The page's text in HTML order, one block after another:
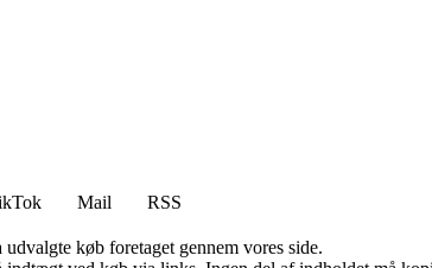
Mail
RSS
køb foretaget gennem vores side.